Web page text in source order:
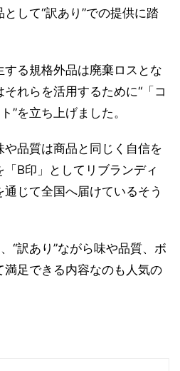
して“訳あり”での提供に踏
る規格外品は廃棄ロスとな
れらを活用するために“「コ
”を立ち上げました。
品質は商品と同じく自信を
B印」としてリブランディ
じて全国へ届けているそう
“訳あり”ながら味や品質、ボ
満足できる内容なのも人気の